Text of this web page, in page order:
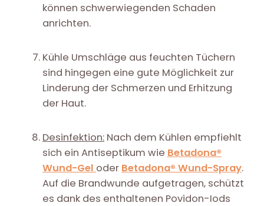
können schwerwiegenden Schaden
anrichten.
Kühle Umschläge aus feuchten Tüchern
sind hingegen eine gute Möglichkeit zur
Linderung der Schmerzen und Erhitzung
der Haut.
Desinfektion: Nach dem Kühlen empfiehlt
sich ein Antiseptikum wie Betadona®
Wund-Gel oder Betadona® Wund-Spray.
Auf die Brandwunde aufgetragen, schützt
es dank des enthaltenen Povidon-Iods